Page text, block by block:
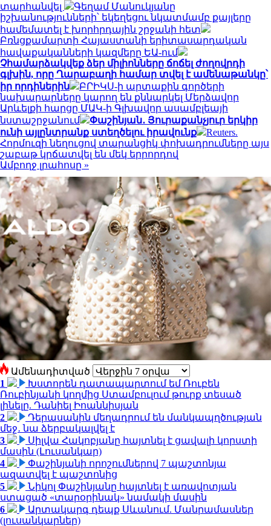
տարհանվել
Գեղամ Մանուկյանը
իշխանությունների՝ եկեղեցու նկատմամբ քայլերը
համեմատել է խորհրդային շրջանի հետ
Բռնցքամարտի Հայաստանի երիտասարդական
հավաքականների կազմերը ԵԱ-ում
Չհամարձակվեք ձեր միլիոնները ճոճել ժողովրդի
գլխին, որը Ղարաբաղի համար տվել է ամենաթանկը՝
իր որդիներին
ԲՐԻԿՍ-ի արտաքին գործերի
նախարարները կարող են քննարկել Մերձավոր
Արևելքի հարցը ՄԱԿ-ի Գլխավոր ասամբլեայի
նստաշրջանում
Փաշինյան․ Յուրաքանչյուր երկիր
ունի այլընտրանք ստեղծելու իրավունք
Reuters.
Հորմուզի նեղուցով տարանցիկ փոխադրումները այս
շաբաթ կրճատվել են մեկ երրորդով
Ամբողջ լրահոսը »
Ամենադիտված
1
Խստորեն դատապարտում եմ Ռուբեն
Ռուբինյանի կողմից Ստամբուլում թուրք տեսած
լինելը. Դանիել Իոաննիսյան
2
Դերասանին մեղադրում են մանկապղծության
մեջ․ նա ձերբակալվել է
3
Սիլվա Հակոբյանը հայտնել է ցավալի կորստի
մասին (Լուսանկար)
4
Փաշինյանի որոշումներով 7 պաշտոնյա
ազատվել է պաշտոնից
5
Նիկոլ Փաշինյանը հայտնել է առավոտյան
ստացած «տարօրինակ» նամակի մասին
6
Արտակարգ դեպք Սևանում. Մանրամասներ
(լուսանկարներ)